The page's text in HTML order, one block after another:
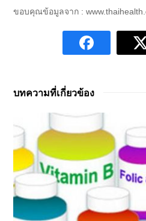
ขอบคุณข้อมูลจาก :
บทความที่เกี่ยวข้อง